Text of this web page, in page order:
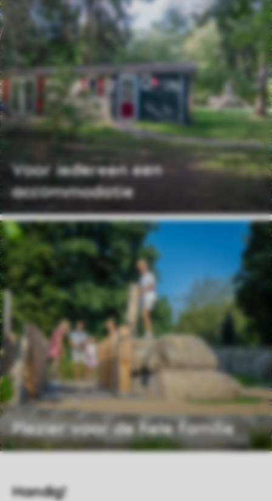
Voor iedereen een
accommodatie
Plezier voor de hele familie
Handig!